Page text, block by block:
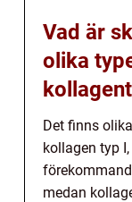
Vad är
olika
Det finns
kollagen typ
medan